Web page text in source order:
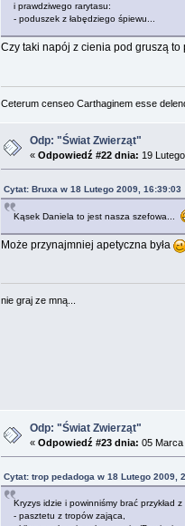
i prawdziwego rarytasu:
- poduszek z łabędziego śpiewu...
Czy taki napój z cienia pod gruszą
Ceterum censeo Carthaginem esse
Odp: "Świat Zwierząt"
«Odpowiedź #22 dnia: 19
Cytat: Bruxa w 18 Lutego 2009, 16:39:03
Kąsek Daniela to jest nasza szefowa...
Może przynajmniej apetyczna była
nie graj ze mną...
Odp: "Świat Zwierząt"
«Odpowiedź #23 dnia: 05 Marca
Cytat: trop pedadoga w 18 Lutego 2009,
Kryzys idzie i powinniśmy brać przykład
- pasztetu z tropów zająca,